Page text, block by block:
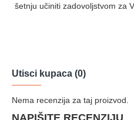
šetnju učiniti zadovoljstvom za
Utisci kupaca (0)
Nema recenzija za taj proizvod.
NAPIŠITE RECENZIJU